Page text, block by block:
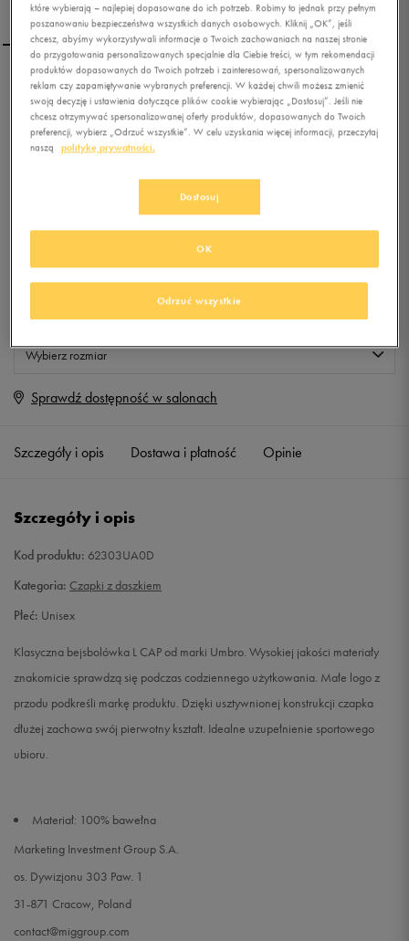
UMBRO CZAPKA L CAP
0.0(0)
KLUBIE 50 STYLE
Produkt niedostępny
Jeśli artykuł będzie ponownie dostępny, otrzymasz od nas powiadomienie.
Wybierz rozmiar
Rozmiary EU
ONE SIZE
Sprawdź dostępność w salonach
Szczegóły i opis Dostawa i płatność Opinie
Szczegóły i opis
Kod produktu: 62303UA0D
Kategoria: Czapki z daszkiem
Płeć: Unisex
Klasyczna bejsbolówka L CAP od marki Umbro. Wysokiej jakości materiały
znakomicie sprawdzą się podczas codziennego użytkowania. Małe logo z
przodu podkreśli markę produktu. Dzięki usztywnionej konstrukcji czapka
dłużej zachowa swój pierwotny kształt. Idealne uzupełnienie sportowego
ubioru.
Materiał: 100% bawełna
Marketing Investment Group S.A.
os. Dywizjonu 303 Paw. 1
31-871 Cracow, Poland
contact@miggroup.com
które wybierają – najlepiej dopasowane do ich potrzeb. Robimy to jednak przy pełnym
poszanowaniu bezpieczeństwa wszystkich danych osobowych. Kliknij „OK”, jeśli
chcesz, abyśmy wykorzystywali informacje o Twoich zachowaniach na naszej stronie
do przygotowania personalizowanych specjalnie dla Ciebie treści, w tym rekomendacji
produktów dopasowanych do Twoich potrzeb i zainteresowań, spersonalizowanych
reklam czy zapamiętywanie wybranych preferencji. W każdej chwili możesz zmienić
swoją decyzję i ustawienia dotyczące plików cookie wybierając „Dostosuj”. Jeśli nie
chcesz otrzymywać spersonalizowanej oferty produktów, dopasowanych do Twoich
preferencji, wybierz „Odrzuć wszystkie”. W celu uzyskania więcej informacji, przeczytaj
naszą
politykę prywatności.
Dostosuj
Odrzuć wszystkie
OK